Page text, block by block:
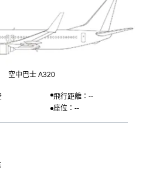
空中巴士 A320
飛行距離：--
座位：--